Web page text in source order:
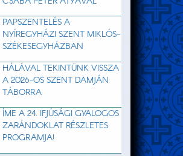
PAPSZENTELÉS A
NYÍREGYHÁZI SZENT MIKLÓS-
SZÉKESEGYHÁZBAN
HÁLÁVAL TEKINTÜNK VISSZA
A 2026-OS SZENT DAMJÁN
TÁBORRA
ÍME A 24. IFJÚSÁGI GYALOGOS
ZARÁNDOKLAT RÉSZLETES
PROGRAMJA!